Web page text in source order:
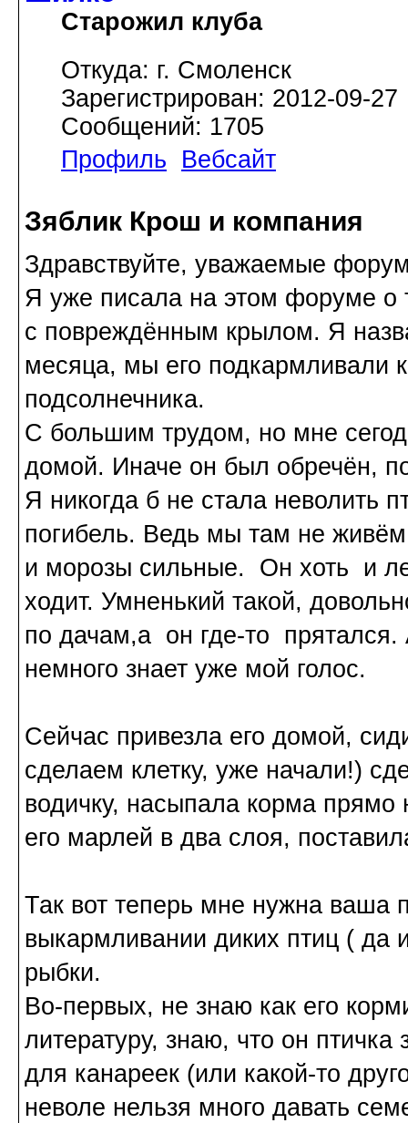
Старожил клуба
Откуда: г. Смоленск
Зарегистрирован: 2012-09-27
Сообщений: 1705
Профиль
Вебсайт
Зяблик Крош и компания
Здравствуйте, уважаемые
Я уже писала на этом форуме о
с повреждённым крылом. Я
месяца, мы его подкармливали
подсолнечника.
С большим трудом, но мне
домой. Иначе он был обречён,
Я никогда б не стала неволить
погибель. Ведь мы там не
и морозы сильные. Он хоть и
ходит. Умненький такой,
по дачам,а он где-то прятался.
немного знает уже мой голос.
Сейчас привезла его домой,
сделаем клетку, уже начали!)
водичку, насыпала корма прямо
его марлей в два слоя,
Так вот теперь мне нужна
выкармливании диких птиц ( да
рыбки.
Во-первых, не знаю как его
литературу, знаю, что он
для канареек (или какой-то
неволе нельзя много давать